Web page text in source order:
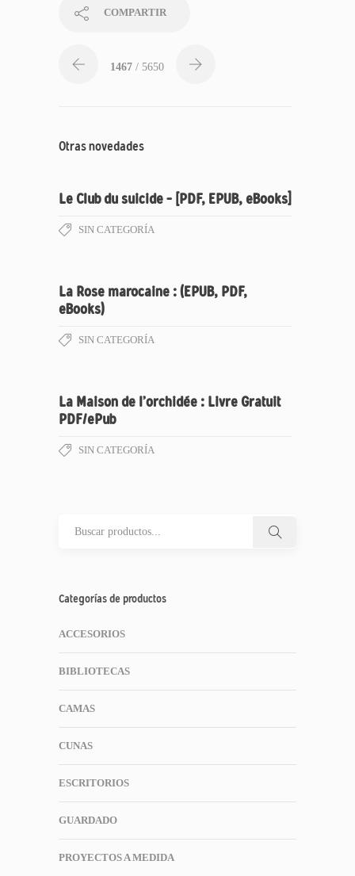
COMPARTIR
1467 / 5650
Otras novedades
Le Club du suicide – [PDF, EPUB, eBooks]
SIN CATEGORÍA
La Rose marocaine : (EPUB, PDF,
eBooks)
SIN CATEGORÍA
La Maison de l’orchidée : Livre Gratuit
PDF/ePub
SIN CATEGORÍA
Categorías de productos
ACCESORIOS
BIBLIOTECAS
CAMAS
CUNAS
ESCRITORIOS
GUARDADO
PROYECTOS A MEDIDA